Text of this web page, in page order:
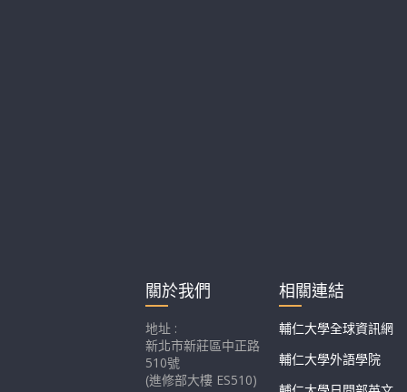
關於我們
地址 :
新北市新莊區中正路
510號
(進修部大樓 ES510)
相關連結
輔仁大學全球資訊網
輔仁大學外語學院